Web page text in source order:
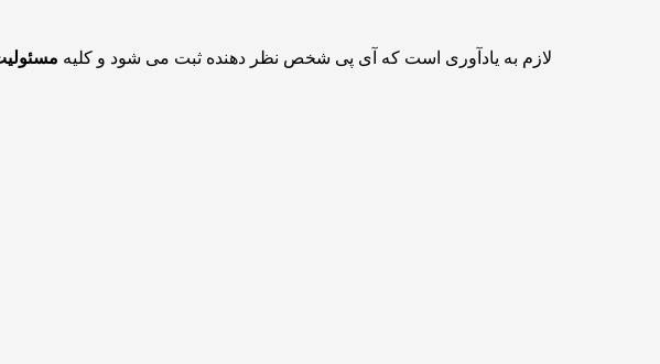
لازم به یادآوری است که آی پی شخص نظر دهنده ثبت می شود و کلیه